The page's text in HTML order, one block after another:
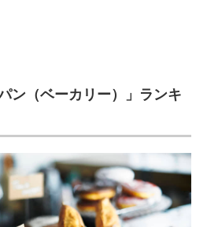
ト
話題
ン（ベーカリー）」ランキ